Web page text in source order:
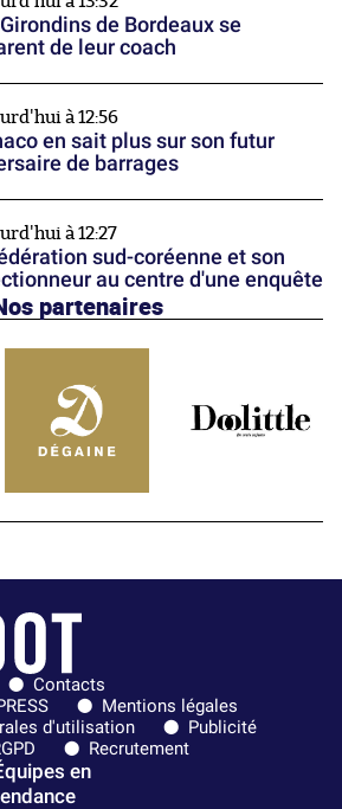
de Bordeaux se
de leur coach
à 12:56
en sait plus sur son futur
de barrages
à 12:27
sud-coréenne et son
au centre d'une enquête
partenaires
Contacts
Mentions légales
d'utilisation
Publicité
Recrutement
en